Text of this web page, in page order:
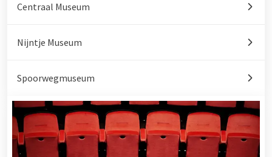
Centraal Museum
Nijntje Museum
Spoorwegmuseum